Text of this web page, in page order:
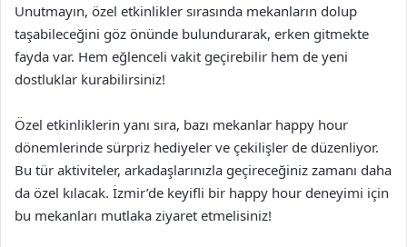
Unutmayın, özel etkinlikler sırasında mekanların dolup
taşabileceğini göz önünde bulundurarak, erken gitmekte
fayda var. Hem eğlenceli vakit geçirebilir hem de yeni
dostluklar kurabilirsiniz!
Özel etkinliklerin yanı sıra, bazı mekanlar happy hour
dönemlerinde sürpriz hediyeler ve çekilişler de düzenliyor.
Bu tür aktiviteler, arkadaşlarınızla geçireceğiniz zamanı daha
da özel kılacak. İzmir’de keyifli bir happy hour deneyimi için
bu mekanları mutlaka ziyaret etmelisiniz!